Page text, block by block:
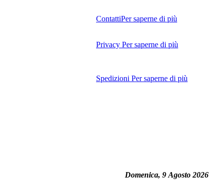
ContattiPer saperne di più
Privacy Per saperne di più
Spedizioni Per saperne di più
Domenica, 9 Agosto 2026